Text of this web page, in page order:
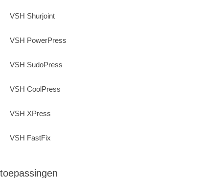
VSH Shurjoint
VSH PowerPress
VSH SudoPress
VSH CoolPress
VSH XPress
VSH FastFix
toepassingen